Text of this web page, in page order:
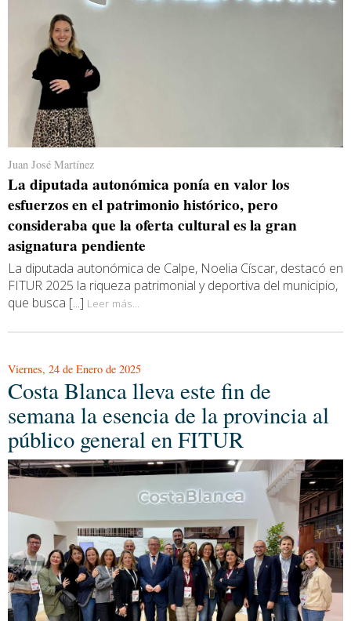
Juan José Martínez
La diputada autonómica ponía en valor los
esfuerzos en el patrimonio histórico, pero
consideraba que la oferta cultural es la gran
asignatura pendiente
La diputada autonómica de Calpe, Noelia Císcar, destacó en
FITUR 2025 la riqueza patrimonial y deportiva del municipio,
que busca [...] Leer más...
Viernes, 24 de Enero de 2025
Costa Blanca lleva este fin de
semana la esencia de la provincia al
público general en FITUR